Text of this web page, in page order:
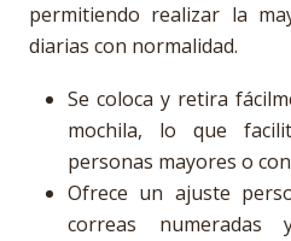
permitiendo realizar la
diarias con normalidad.
Se coloca y retira
mochila, lo que
personas mayores o
Ofrece un ajuste
correas numeradas